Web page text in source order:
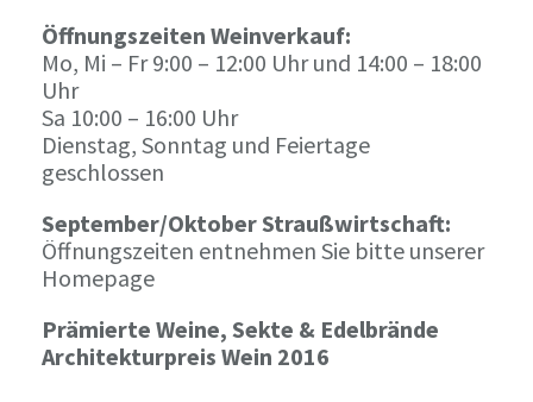
Öffnungszeiten Weinverkauf:
Mo, Mi – Fr 9:00 – 12:00 Uhr und 14:00 – 18:00
Uhr
Sa 10:00 – 16:00 Uhr
Dienstag, Sonntag und Feiertage
geschlossen
September/Oktober Straußwirtschaft:
Öffnungszeiten entnehmen Sie bitte unserer
Homepage
Prämierte Weine, Sekte & Edelbrände
Architekturpreis Wein 2016